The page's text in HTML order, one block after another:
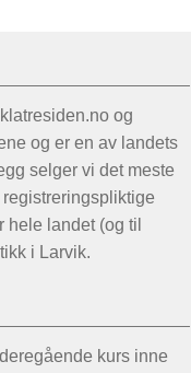
og
og er en av landets
selger vi det meste
landet (og til
i Larvik.
kurs inne